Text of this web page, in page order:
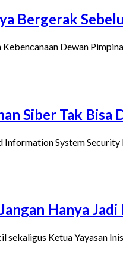
Bergerak
Dewan
Siber Tak Bisa
System Security
Hanya
sekaligus Ketua Yayasan